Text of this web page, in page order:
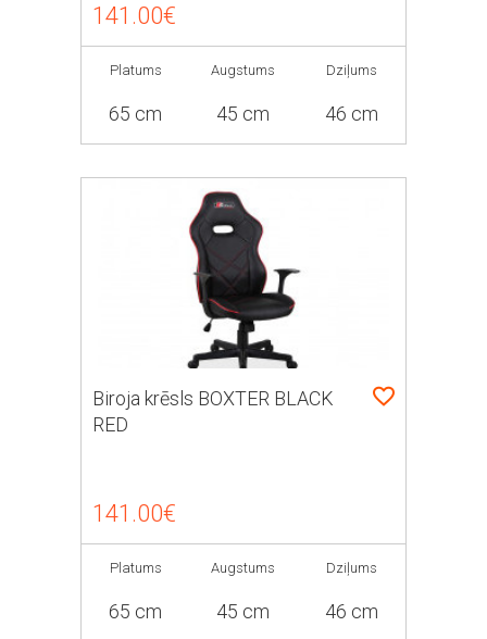
141.00€
Platums
65 cm
Augstums
45 cm
Dziļums
46 cm
Biroja krēsls BOXTER BLACK
RED
141.00€
Platums
65 cm
Augstums
45 cm
Dziļums
46 cm